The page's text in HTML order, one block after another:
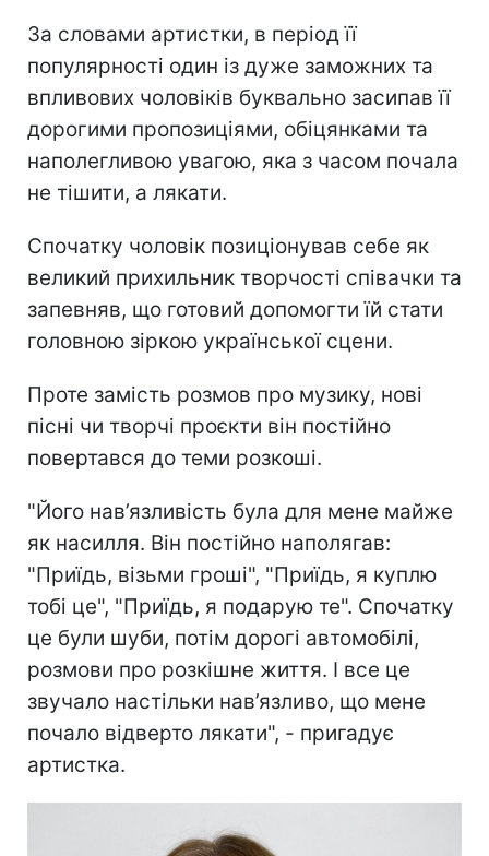
За словами артистки, в період її
популярності один із дуже заможних та
впливових чоловіків буквально засипав її
дорогими пропозиціями, обіцянками та
наполегливою увагою, яка з часом почала
не тішити, а лякати.
Спочатку чоловік позиціонував себе як
великий прихильник творчості співачки та
запевняв, що готовий допомогти їй стати
головною зіркою української сцени.
Проте замість розмов про музику, нові
пісні чи творчі проєкти він постійно
повертався до теми розкоші.
"Його нав’язливість була для мене майже
як насилля. Він постійно наполягав:
"Приїдь, візьми гроші", "Приїдь, я куплю
тобі це", "Приїдь, я подарую те". Спочатку
це були шуби, потім дорогі автомобілі,
розмови про розкішне життя. І все це
звучало настільки нав’язливо, що мене
почало відверто лякати", - пригадує
артистка.